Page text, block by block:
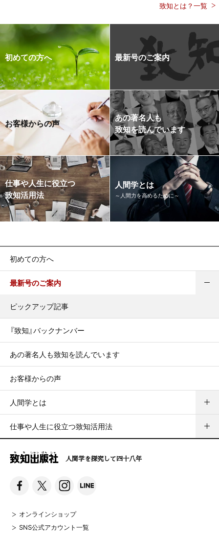
致知とは？一覧
初めての方へ 最新号のご案内
お客様からの声
あの著名人も
致知を読んでいます
仕事や人生に役立つ
致知活用法
人間学とは
～人間力を高めるために～
初めての方へ
最新号のご案内
ピックアップ記事
『致知』バックナンバー
あの著名人も致知を読んでいます
お客様からの声
人間学とは
仕事や人生に役立つ致知活用法
人間学を探究して四十八年
オンラインショップ
SNS公式アカウント一覧